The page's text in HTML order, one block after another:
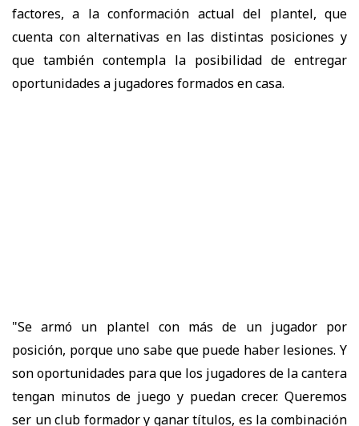
factores, a la conformación actual del plantel, que
cuenta con alternativas en las distintas posiciones y
que también contempla la posibilidad de entregar
oportunidades a jugadores formados en casa.
"Se armó un plantel con más de un jugador por
posición, porque uno sabe que puede haber lesiones. Y
son oportunidades para que los jugadores de la cantera
tengan minutos de juego y puedan crecer. Queremos
ser un club formador y ganar títulos, es la combinación